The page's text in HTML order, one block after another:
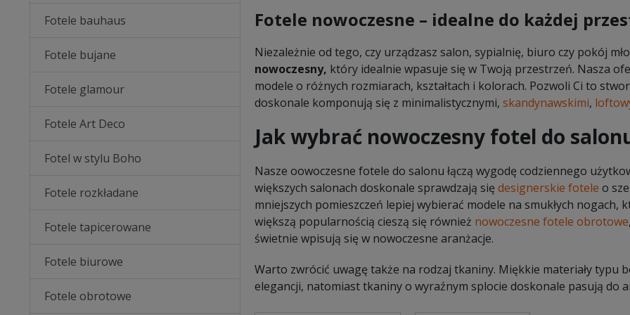
Fotele bauhaus
Fotele bujane
Fotele glamour
Fotele Art Deco
Fotel w stylu Boho
Fotele rozkładane
Fotele tapicerowane
Fotele biurowe
Fotele obrotowe
Fotele nowoczesne – idealne do każdej
Niezależnie od tego, czy urządzasz salon, sypialnię, biuro czy pokój
nowoczesny, który idealnie wpasuje się w Twoją przestrzeń. Nasza
modele o różnych rozmiarach, kształtach i kolorach. Pozwoli Ci to
doskonale komponują się z minimalistycznymi, skandynawskimi,
Jak wybrać nowoczesny fotel do
Nasze oowoczesne fotele do salonu łączą wygodę codziennego
większych salonach doskonale sprawdzają się designerskie fotele o
mniejszych pomieszczeń lepiej wybierać modele na smukłych
większą popularnością cieszą się również nowoczesne fotele obrotowe
świetnie wpisują się w nowoczesne aranżacje.
Warto zwrócić uwagę także na rodzaj tkaniny. Miękkie materiały typu
elegancji, natomiast tkaniny o wyraźnym splocie doskonale pasują do